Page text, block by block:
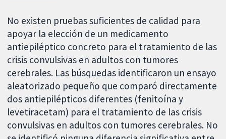
No existen pruebas suficientes de calidad para
apoyar la elección de un medicamento
antiepiléptico concreto para el tratamiento de las
crisis convulsivas en adultos con tumores
cerebrales. Las búsquedas identificaron un ensayo
aleatorizado pequeño que comparó directamente
dos antiepilépticos diferentes (fenitoína y
levetiracetam) para el tratamiento de las crisis
convulsivas en adultos con tumores cerebrales. No